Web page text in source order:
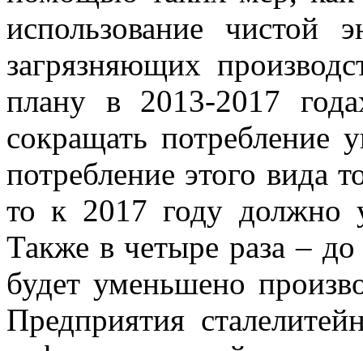
использование чистой
загрязняющих
плану в 2013-2017
сокращать потребление
потребление этого вида
то к 2017 году должно
Также в четыре раза –
будет уменьшено
Предприятия